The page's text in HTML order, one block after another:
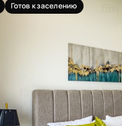
Готов к заселению